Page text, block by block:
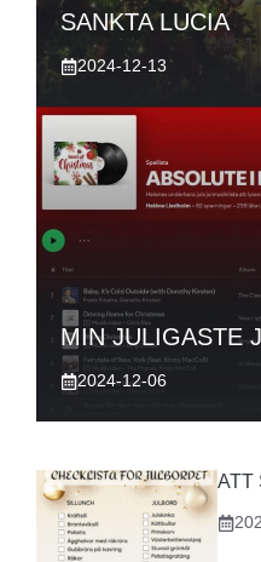
SANKTA LUCIA
2024-12-13
MIN JULIGASTE
2024-12-06
ATT